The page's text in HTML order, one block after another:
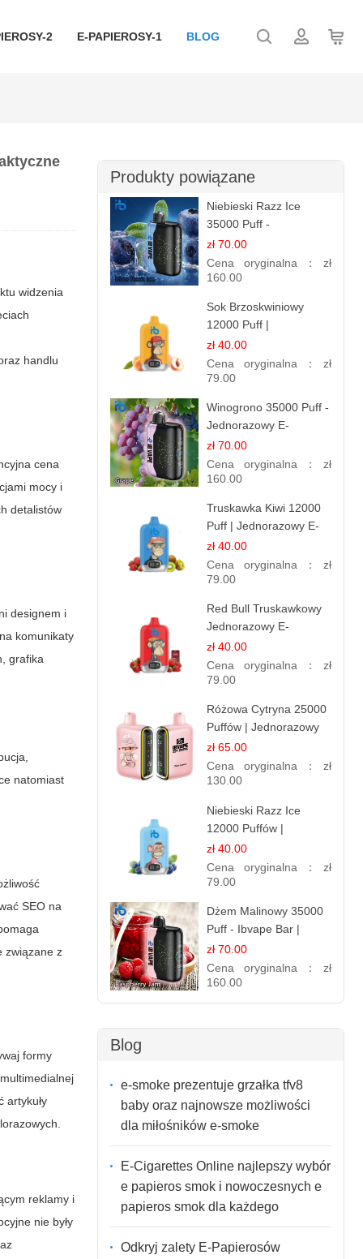
2 E-PAPIEROSY-1 BLOG
widzenia
handlu
cena
mocy i
detalistów
designem i
komunikaty
grafika
natomiast
SEO na
związane z
formy
artykuły
reklamy i
nie były
Produkty powiązane
Niebieski Razz Ice
35000 Puff -
Orzeźwiający E-
papieros Jednorazowy |
IBVAPE
zł 70.00
Cena oryginalna： zł
160.00
Sok Brzoskwiniowy
12000 Puff |
Jednorazowy E-
papieros | Owocowy
Smak
zł 40.00
Cena oryginalna： zł
79.00
Winogrono 35000 Puff -
Jednorazowy E-
papieros | Soczysty
Smak Winogron
zł 70.00
Cena oryginalna： zł
160.00
Truskawka Kiwi 12000
Puff | Jednorazowy E-
papierosy | Owocowa
Mieszanka
zł 40.00
Cena oryginalna： zł
79.00
Red Bull Truskawkowy
Jednorazowy E-
papierosy | Energy
Drink Smak
zł 40.00
Cena oryginalna： zł
79.00
Różowa Cytryna 25000
Puffów | Jednorazowy
E-papieros
zł 65.00
Cena oryginalna： zł
130.00
Niebieski Razz Ice
12000 Puffów |
Jednorazowy E-
papieros | Jagodowy
Chłód
zł 40.00
Cena oryginalna： zł
79.00
Dżem Malinowy 35000
Puff - Ibvape Bar |
Słodki E-papieros
Jednorazowy
zł 70.00
Cena oryginalna： zł
160.00
Blog
e-smoke prezentuje grzałka tfv8
baby oraz najnowsze możliwości
dla miłośników e-smoke
E-Cigarettes Online najlepszy wybór
e papieros smok i nowoczesnych e
papieros smok dla każdego
Odkryj zalety E-Papierosów